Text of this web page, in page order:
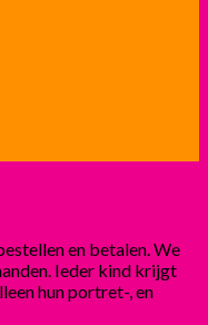
en betalen. We
Ieder kind krijgt
hun portret-, en